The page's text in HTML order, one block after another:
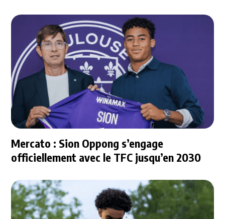
Mercato : Sion Oppong s’engage
officiellement avec le TFC jusqu’en 2030